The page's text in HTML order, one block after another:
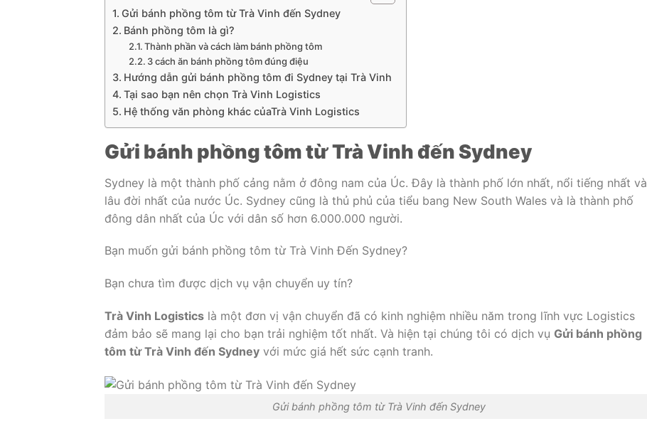
Gửi bánh phồng tôm từ Trà Vinh đến Sydney
Bánh phồng tôm là gì?
Thành phần và cách làm bánh phồng tôm
3 cách ăn bánh phồng tôm đúng điệu
Hướng dẫn gửi bánh phồng tôm đi Sydney tại Trà Vinh
Tại sao bạn nên chọn Trà Vinh Logistics
Hệ thống văn phòng khác củaTrà Vinh Logistics
Gửi bánh phồng tôm từ Trà Vinh đến Sydney
Sydney là một thành phố cảng nằm ở đông nam của Úc. Đây là thành phố lớn nhất, nổi tiếng nhất và
lâu đời nhất của nước Úc. Sydney cũng là thủ phủ của tiểu bang New South Wales và là thành phố
đông dân nhất của Úc với dân số hơn 6.000.000 người.
Bạn muốn gửi bánh phồng tôm từ Trà Vinh Đến Sydney?
Bạn chưa tìm được dịch vụ vận chuyển uy tín?
Trà Vinh Logistics là một đơn vị vận chuyển đã có kinh nghiệm nhiều năm trong lĩnh vực Logistics
đảm bảo sẽ mang lại cho bạn trải nghiệm tốt nhất. Và hiện tại chúng tôi có dịch vụ Gửi bánh phồng
tôm từ Trà Vinh đến Sydney với mức giá hết sức cạnh tranh.
Gửi bánh phồng tôm từ Trà Vinh đến Sydney